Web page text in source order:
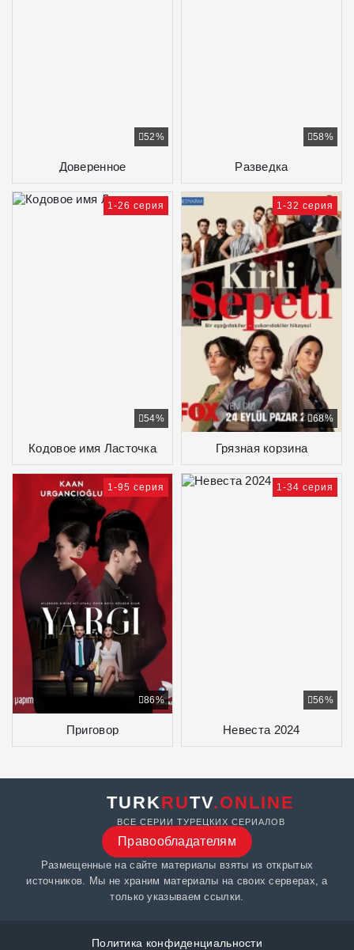
Доверенное
52%
Разведка
58%
Кодовое имя Ласточка
54%
1-26 серия
Грязная корзина
68%
1-32 серия
Приговор
86%
1-95 серия
Невеста 2024
56%
1-34 серия
TURKRUTV.ONLINE
ВСЕ СЕРИИ ТУРЕЦКИХ СЕРИАЛОВ
Правообладателям
Размещенные на сайте материалы взяты из открытых
источников. Мы не храним материалы на своих серверах, а
только указываем ссылки.
Политика конфиденциальности